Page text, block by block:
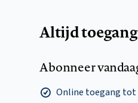
Altijd
Abonneer
Online toegang